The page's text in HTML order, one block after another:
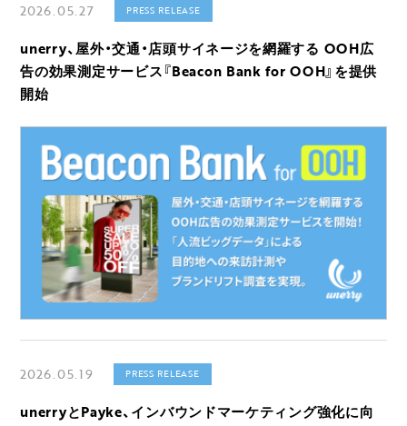
2026.05.27 PRESS RELEASE
unerry、屋外・交通・店頭サイネージを網羅する OOH広
告の効果測定サービス『Beacon Bank for OOH』を提供
開始
2026.05.19 PRESS RELEASE
unerryとPayke、インバウンドマーケティング強化に向